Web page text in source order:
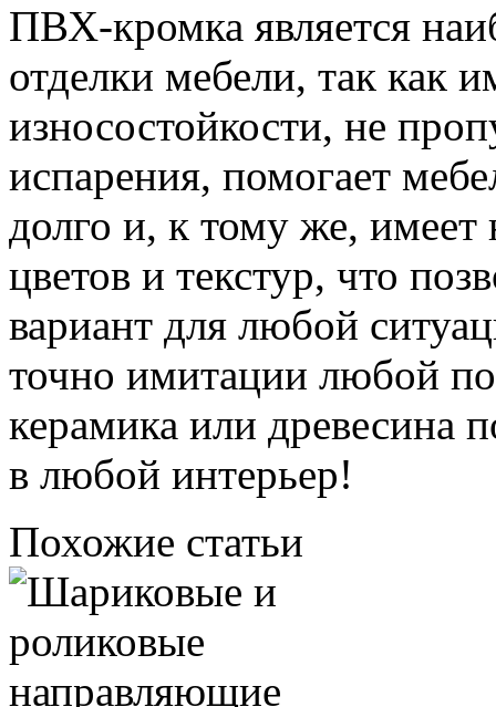
ПВХ-кромка является
отделки мебели, так как
износостойкости, не
испарения, помогает
долго и, к тому же, имеет
цветов и текстур, что
вариант для любой
точно имитации любой
керамика или древесина
в любой интерьер!
Похожие статьи